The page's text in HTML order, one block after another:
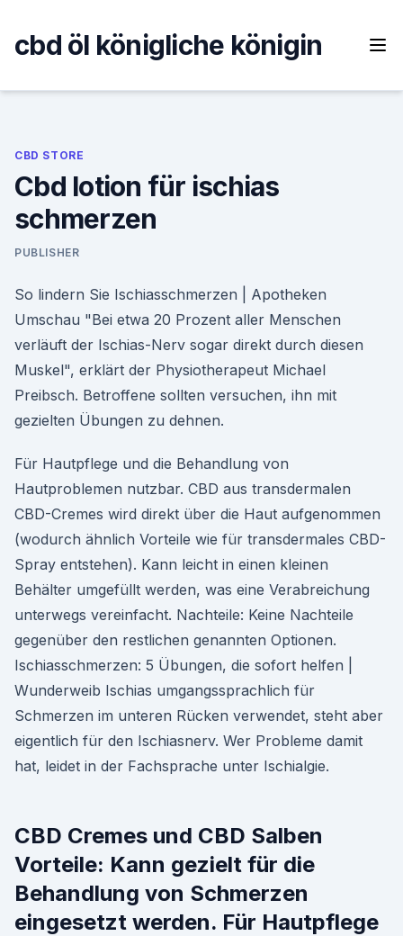
content
cbd öl königliche königin
CBD STORE
Cbd lotion für ischias
schmerzen
PUBLISHER
So lindern Sie Ischiasschmerzen | Apotheken
Umschau "Bei etwa 20 Prozent aller Menschen
verläuft der Ischias-Nerv sogar direkt durch diesen
Muskel", erklärt der Physiotherapeut Michael
Preibsch. Betroffene sollten versuchen, ihn mit
gezielten Übungen zu dehnen.
Für Hautpflege und die Behandlung von
Hautproblemen nutzbar. CBD aus transdermalen
CBD-Cremes wird direkt über die Haut aufgenommen
(wodurch ähnlich Vorteile wie für transdermales CBD-
Spray entstehen). Kann leicht in einen kleinen
Behälter umgefüllt werden, was eine Verabreichung
unterwegs vereinfacht. Nachteile: Keine Nachteile
gegenüber den restlichen genannten Optionen.
Ischiasschmerzen: 5 Übungen, die sofort helfen |
Wunderweib Ischias umgangssprachlich für
Schmerzen im unteren Rücken verwendet, steht aber
eigentlich für den Ischiasnerv. Wer Probleme damit
hat, leidet in der Fachsprache unter Ischialgie.
CBD Cremes und CBD Salben
Vorteile: Kann gezielt für die
Behandlung von Schmerzen
eingesetzt werden. Für Hautpflege